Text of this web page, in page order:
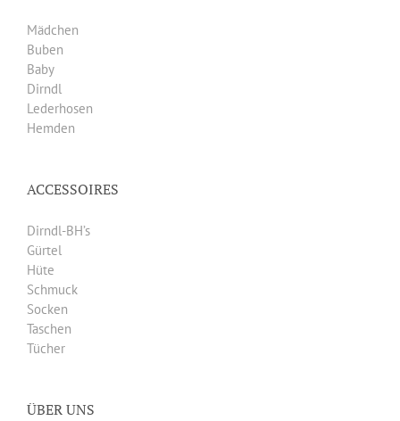
Mädchen
Buben
Baby
Dirndl
Lederhosen
Hemden
ACCESSOIRES
Dirndl-BH’s
Gürtel
Hüte
Schmuck
Socken
Taschen
Tücher
ÜBER UNS